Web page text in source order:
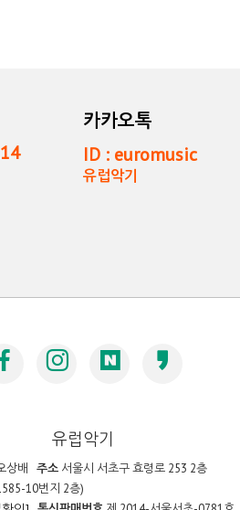
카카오톡
ID : euromusic
유럽악기
유럽악기
상배 주소 서울시 서초구 효령로 253 2층
10번지 2층)